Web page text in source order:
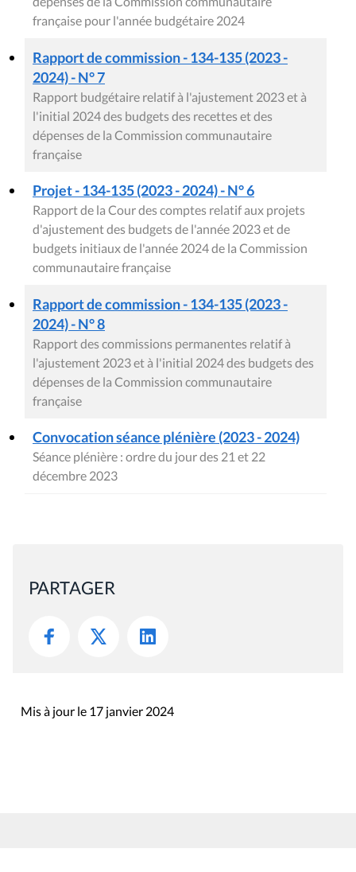
française pour l'année budgétaire 2024
Rapport de commission - 134-135 (2023 -
2024) - N° 7
Rapport budgétaire relatif à l'ajustement 2023 et à
l'initial 2024 des budgets des recettes et des
dépenses de la Commission communautaire
française
Projet - 134-135 (2023 - 2024) - N° 6
Rapport de la Cour des comptes relatif aux projets
d'ajustement des budgets de l'année 2023 et de
budgets initiaux de l'année 2024 de la Commission
communautaire française
Rapport de commission - 134-135 (2023 -
2024) - N° 8
Rapport des commissions permanentes relatif à
l'ajustement 2023 et à l'initial 2024 des budgets des
dépenses de la Commission communautaire
française
Convocation séance plénière (2023 - 2024)
Séance plénière : ordre du jour des 21 et 22
décembre 2023
PARTAGER
Mis à jour le 17 janvier 2024